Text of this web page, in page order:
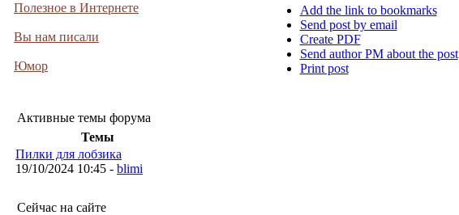
Полезное в Интернете
Вы нам писали
Юмор
Активные темы форума
Темы
Пилки для лобзика
19/10/2024 10:45 - blimi
Сейчас на сайте
Add the link to bookmarks
Send post by email
Create PDF
Send author PM about the post
Print post